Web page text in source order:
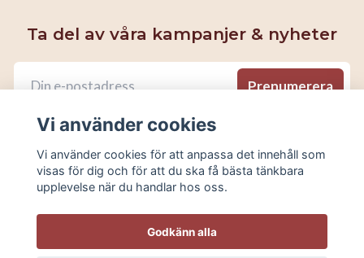
Ta del av våra kampanjer & nyheter
Prenumerera
Vi använder cookies
Vi använder cookies för att anpassa det innehåll som
visas för dig och för att du ska få bästa tänkbara
upplevelse när du handlar hos oss.
Godkänn alla